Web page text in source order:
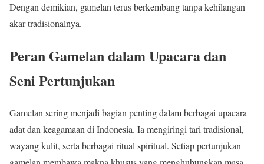
Dengan demikian, gamelan terus berkembang tanpa kehilangan
akar tradisionalnya.
Peran Gamelan dalam Upacara dan
Seni Pertunjukan
Gamelan sering menjadi bagian penting dalam berbagai upacara
adat dan keagamaan di Indonesia. Ia mengiringi tari tradisional,
wayang kulit, serta berbagai ritual spiritual. Setiap pertunjukan